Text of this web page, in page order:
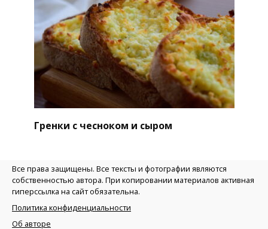
Гренки с чесноком и сыром
Все права защищены. Все тексты и фотографии являются
собственностью автора. При копировании материалов активная
гиперссылка на сайт обязательна.
Политика конфиденциальности
Об авторе